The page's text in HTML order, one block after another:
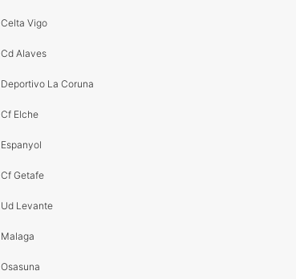
Celta Vigo
Cd Alaves
Deportivo La Coruna
Cf Elche
Espanyol
Cf Getafe
Ud Levante
Malaga
Osasuna